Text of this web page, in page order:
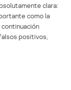
clara:
como la
positivos,